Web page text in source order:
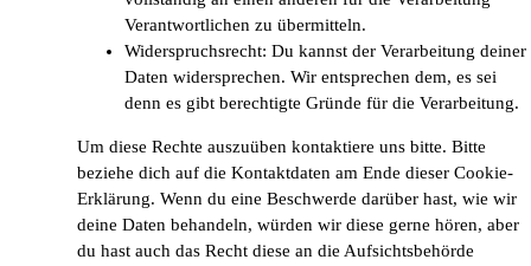
Verantwortlichen zu übermitteln.
Widerspruchsrecht: Du kannst der Verarbeitung deiner
Daten widersprechen. Wir entsprechen dem, es sei
denn es gibt berechtigte Gründe für die Verarbeitung.
Um diese Rechte auszuüben kontaktiere uns bitte. Bitte
beziehe dich auf die Kontaktdaten am Ende dieser Cookie-
Erklärung. Wenn du eine Beschwerde darüber hast, wie wir
deine Daten behandeln, würden wir diese gerne hören, aber
du hast auch das Recht diese an die Aufsichtsbehörde